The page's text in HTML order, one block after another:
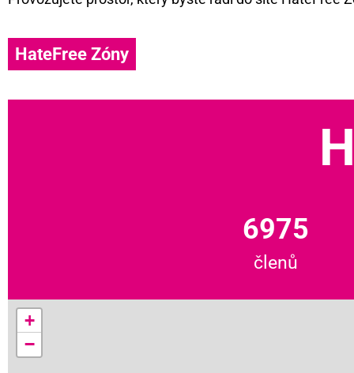
HateFree Zóny
6975
členů
+
−